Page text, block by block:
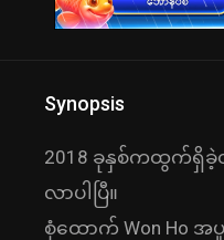
Synopsis
2018 ခုနှစ်ကထွက်ရှိခဲ့
လာပါပြီ။
စုံထောက် Won Ho